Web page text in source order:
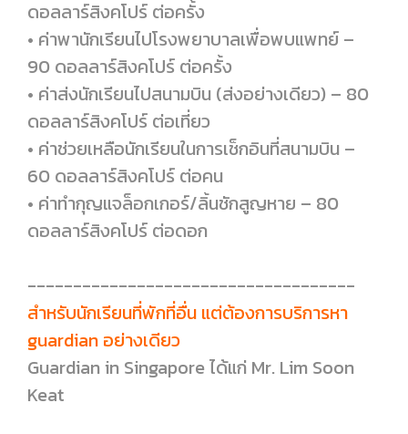
ดอลลาร์สิงคโปร์ ต่อครั้ง
• ค่าพานักเรียนไปโรงพยาบาลเพื่อพบแพทย์ –
90 ดอลลาร์สิงคโปร์ ต่อครั้ง
• ค่าส่งนักเรียนไปสนามบิน (ส่งอย่างเดียว) – 80
ดอลลาร์สิงคโปร์ ต่อเที่ยว
• ค่าช่วยเหลือนักเรียนในการเช็กอินที่สนามบิน –
60 ดอลลาร์สิงคโปร์ ต่อคน
• ค่าทำกุญแจล็อกเกอร์/ลิ้นชักสูญหาย – 80
ดอลลาร์สิงคโปร์ ต่อดอก
------------------------------------
สำหรับนักเรียนที่พักที่อื่น แต่ต้องการบริการหา
guardian อย่างเดียว
Guardian in Singapore ได้แก่ Mr. Lim Soon
Keat